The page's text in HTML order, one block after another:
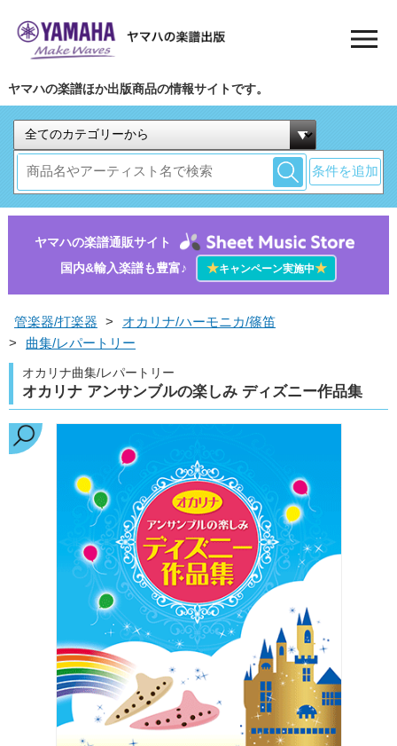
ヤマハの楽譜ほか出版商品の情報サイトです。
条件を追加
ヤマハの楽譜通販サイト
国内&輸入楽譜も豊富♪
★キャンペーン実施中★
管楽器/打楽器 >
オカリナ/ハーモニカ/篠笛
>
曲集/レパートリー
オカリナ曲集/レパートリー
オカリナ アンサンブルの楽しみ ディズニー作品集